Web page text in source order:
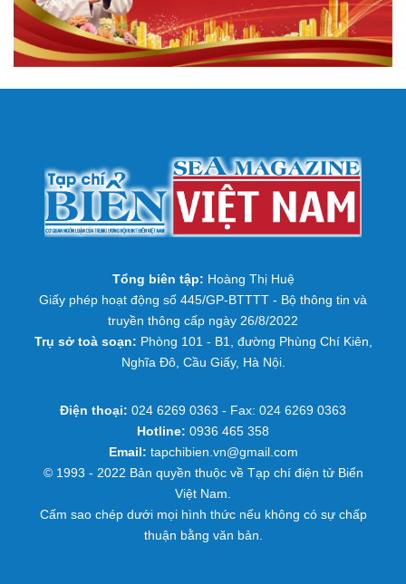
Tổng biên tập: Hoàng Thị Huệ
Giấy phép hoạt động số 445/GP-BTTTT - Bộ thông tin và
truyền thông cấp ngày 26/8/2022
Trụ sở toà soạn: Phòng 101 - B1, đường Phùng Chí Kiên,
Nghĩa Đô, Cầu Giấy, Hà Nội.
Điện thoại: 024 6269 0363 - Fax: 024 6269 0363
Hotline: 0936 465 358
Email: tapchibien.vn@gmail.com
© 1993 - 2022 Bản quyền thuộc về Tạp chí điện tử Biển
Việt Nam.
Cấm sao chép dưới mọi hình thức nếu không có sự chấp
thuận bằng văn bản.